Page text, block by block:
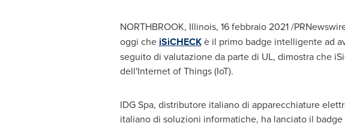
NORTHBROOK, Illinois, 16 febbraio 2021 /
oggi che iSiCHECKè il primo badge intelligente ad
seguito di valutazione da parte di UL, dimostra che
dell'Internet of Things (IoT).
IDG Spa, distributore italiano di apparecchiature
italiano di soluzioni informatiche, ha lanciato il